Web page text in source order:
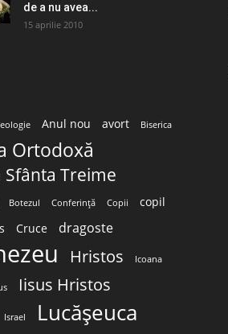
de a nu avea...
15 aprilie 2010
Anul nou avort Biserica
Ortodoxă
Sfânta Treime
Botezul Conferință Copii
copil
Cruce dragoste
Hristos Icoana
Iisus Hristos
Israel Lucășeuca